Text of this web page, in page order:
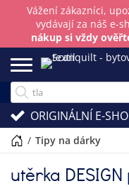
Vážení zákazníci,
vydávají za náš e-
nákup si vždy
ORIGINÁLNÍ E-
/ tipy na dárky
utěrka